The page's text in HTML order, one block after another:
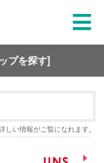
プを探す]
い情報がご覧になれます。